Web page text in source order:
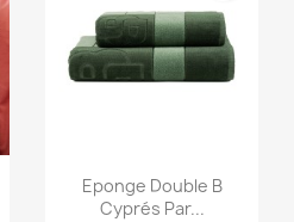
Aperçu rapide
Eponge Double B
Cyprés Par...